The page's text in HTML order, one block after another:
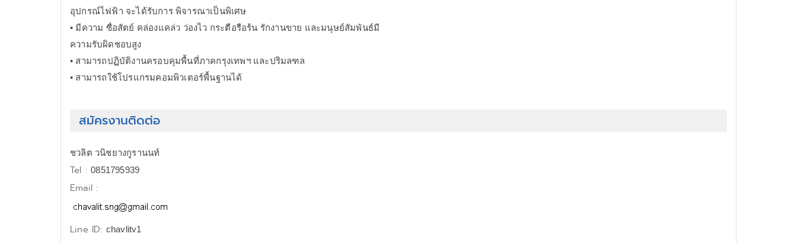
อุปกรณ์ไฟฟ้า จะได้รับการ พิจารณาเป็นพิเศษ
• มีความ ซื่อสัตย์ คล่องแคล่ว ว่องไว กระตือรือร้น รักงานขาย และมนุษย์สัมพันธ์มี
ความรับผิดชอบสูง
• สามารถปฏิบัติงานครอบคุมพื้นที่ภาคกรุงเทพฯ และปริมลฑล
• สามารถใช้โปรแกรมคอมพิวเตอร์พื้นฐานได้
สมัครงานติดต่อ
ชวลิต วนิชยางกูรานนท์
Tel :0851795939
Email :
Line ID: chavlitv1